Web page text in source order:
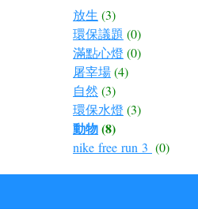
放生 (3)
環保議題 (0)
滿點心燈 (0)
屠宰場(4)
自然 (3)
環保水燈 (3)
動物(8)
nike free run 3 (0)